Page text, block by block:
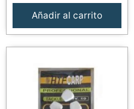
Añadir al carrito